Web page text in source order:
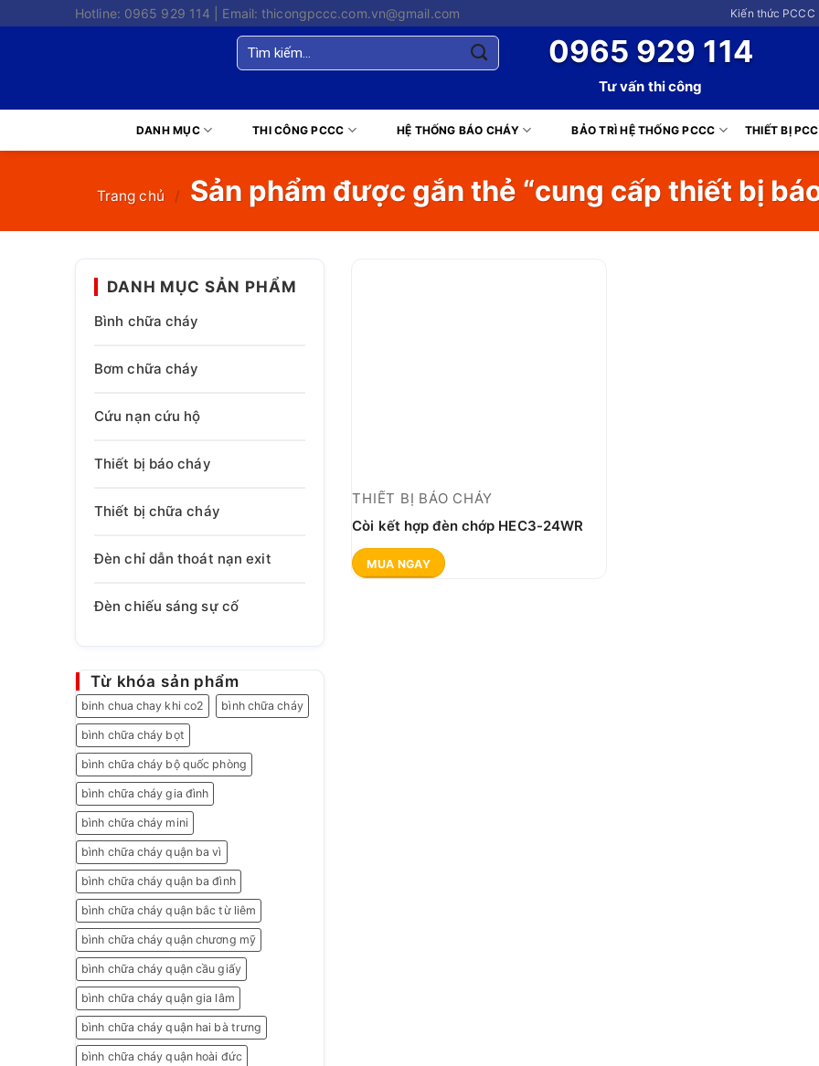
Hotline: 0965 929 114 | Email: thicongpccc.com.vn@gmail.com Kiến thức
Tìm
kiếm:
0965 929 114
Tư vấn thi công
DANH MỤC THI CÔNG PCCC HỆ THỐNG BÁO CHÁY BẢO TRÌ HỆ THỐNG PCCC THIẾT BỊ
Trang chủ / Sản phẩm được gắn thẻ “cung cấp thiết bị
DANH MỤC SẢN PHẨM
Bình chữa cháy
Bơm chữa cháy
Cứu nạn cứu hộ
Thiết bị báo cháy
Thiết bị chữa cháy
Đèn chỉ dẫn thoát nạn exit
Đèn chiếu sáng sự cố
Từ khóa sản phẩm
binh chua chay khi co2 bình chữa cháy
bình chữa cháy bọt
bình chữa cháy bộ quốc phòng
bình chữa cháy gia đình
bình chữa cháy mini
bình chữa cháy quận ba vì
bình chữa cháy quận ba đình
bình chữa cháy quận bắc từ liêm
bình chữa cháy quận chương mỹ
bình chữa cháy quận cầu giấy
bình chữa cháy quận gia lâm
bình chữa cháy quận hai bà trưng
bình chữa cháy quận hoài đức
THIẾT BỊ BÁO CHÁY
Còi kết hợp đèn chớp HEC3-24WR
MUA NGAY